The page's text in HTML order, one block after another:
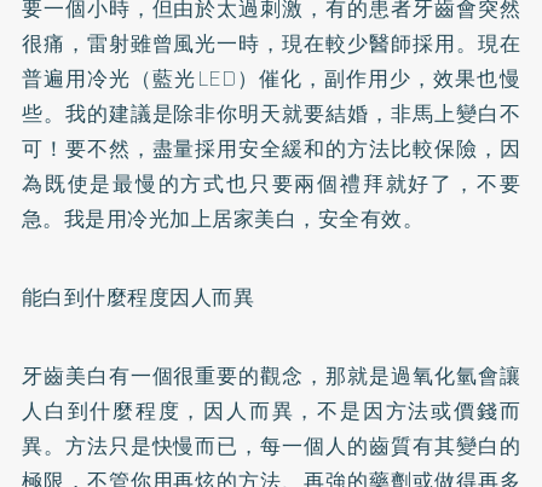
要一個小時，但由於太過刺激，有的患者牙齒會突然
很痛，雷射雖曾風光一時，現在較少醫師採用。現在
普遍用冷光（藍光LED）催化，副作用少，效果也慢
些。我的建議是除非你明天就要結婚，非馬上變白不
可！要不然，盡量採用安全緩和的方法比較保險，因
為既使是最慢的方式也只要兩個禮拜就好了，不要
急。我是用冷光加上居家美白，安全有效。
能白到什麼程度因人而異
牙齒美白有一個很重要的觀念，那就是過氧化氫會讓
人白到什麼程度，因人而異，不是因方法或價錢而
異。方法只是快慢而已，每一個人的齒質有其變白的
極限，不管你用再炫的方法、再強的藥劑或做得再多